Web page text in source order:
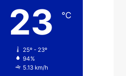
23 ℃
25º - 23º
94%
5.13 km/h